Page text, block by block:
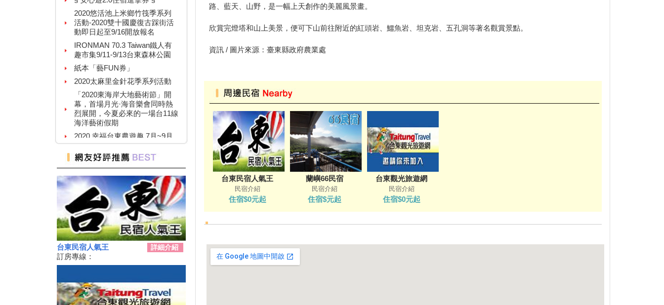
2020悠活池上米鄉竹筏季系列
活動-2020雙十國慶復古踩街活
動即日起至9/16開放報名
趣市集9/11-9/13台東森林公園
幕，首場月光·海音樂會同時熱
烈展開，今夏必來的一場台11線
海洋藝術假期
109年關山親水公園夏日野FUN
趣系列活動
人包」 澎湖花火節、熱氣球嘉
年華充滿活力
2019擴大國旅秋冬住宿優惠活
2019擴大國旅秋冬夜市抵用卷
優惠活動
2019延鹿東驅音樂祭
單車騎遊聽風看海，體驗台灣燈
塔極點濱海小鎮風貌 一起Light
2019月光．海音樂會「潮騷之
歌」場次日期與表演名單
台東民宿人氣王 詳細介紹
訂房專線：
路、藍天、山野，是一幅上天創作的美麗風景畫。
欣賞完燈塔和山上美景，便可下山前往附近的紅頭岩、鱷魚岩、坦克岩、五孔洞等著名觀賞景點。
資訊 / 圖片來源：臺東縣政府農業處
台東民宿人氣王
民宿介紹
住宿$0元起
蘭嶼66民宿
民宿介紹
住宿$元起
台東觀光旅遊網
民宿介紹
住宿$0元起